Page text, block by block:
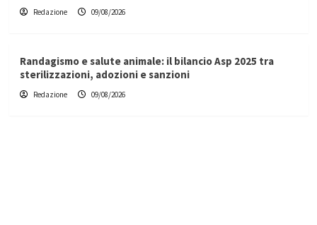
Redazione 09/08/2026
Randagismo e salute animale: il bilancio Asp 2025 tra
sterilizzazioni, adozioni e sanzioni
Redazione 09/08/2026